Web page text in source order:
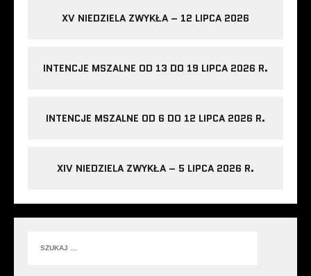
XV NIEDZIELA ZWYKŁA – 12 LIPCA 2026
INTENCJE MSZALNE OD 13 DO 19 LIPCA 2026 R.
INTENCJE MSZALNE OD 6 DO 12 LIPCA 2026 R.
XIV NIEDZIELA ZWYKŁA – 5 LIPCA 2026 R.